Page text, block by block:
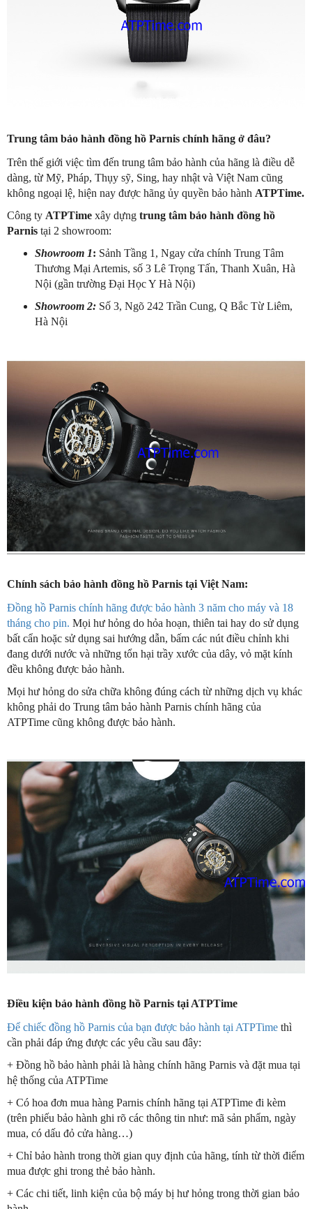
Trung tâm bảo hành đồng hồ Parnis chính hãng ở đâu?
Trên thế giới việc tìm đến trung tâm bảo hành của hãng là điều dễ
dàng, từ Mỹ, Pháp, Thụy sỹ, Sing, hay nhật và Việt Nam cũng
không ngoại lệ, hiện nay được hãng ủy quyền bảo hành ATPTime.
Công ty ATPTime xây dựng trung tâm bảo hành đồng hồ
Parnis tại 2 showroom:
Showroom 1: Sảnh Tầng 1, Ngay cửa chính Trung Tâm
Thương Mại Artemis, số 3 Lê Trọng Tấn, Thanh Xuân, Hà
Nội (gần trường Đại Học Y Hà Nội)
Showroom 2: Số 3, Ngõ 242 Trần Cung, Q Bắc Từ Liêm,
Hà Nội
Chính sách bảo hành đồng hồ Parnis tại Việt Nam:
Đồng hồ Parnis chính hãng được bảo hành 3 năm cho máy và 18
tháng cho pin. Mọi hư hỏng do hỏa hoạn, thiên tai hay do sử dụng
bất cẩn hoặc sử dụng sai hướng dẫn, bấm các nút điều chỉnh khi
đang dưới nước và những tổn hại trầy xước của dây, vỏ mặt kính
đều không được bảo hành.
Mọi hư hỏng do sửa chữa không đúng cách từ những dịch vụ khác
không phải do Trung tâm bảo hành Parnis chính hãng của
ATPTime cũng không được bảo hành.
Điều kiện bảo hành đồng hồ Parnis tại ATPTime
Để chiếc đồng hồ Parnis của bạn được bảo hành tại ATPTime thì
cần phải đáp ứng được các yêu cầu sau đây:
+ Đồng hồ bảo hành phải là hàng chính hãng Parnis và đặt mua tại
hệ thống của ATPTime
+ Có hoa đơn mua hàng Parnis chính hãng tại ATPTime đi kèm
(trên phiếu bảo hành ghi rõ các thông tin như: mã sản phẩm, ngày
mua, có dấu đỏ cửa hàng…)
+ Chỉ bảo hành trong thời gian quy định của hãng, tính từ thời điểm
mua được ghi trong thẻ bảo hành.
+ Các chi tiết, linh kiện của bộ máy bị hư hỏng trong thời gian bảo